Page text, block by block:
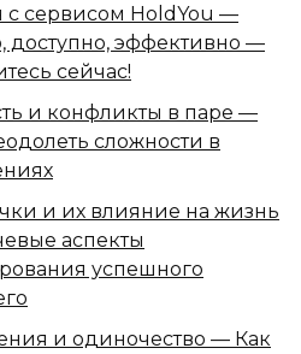
с сервисом HoldYou —
доступно, эффективно —
сейчас!
и конфликты в паре —
сложности в
и их влияние на жизнь
аспекты
успешного
и одиночество — Как